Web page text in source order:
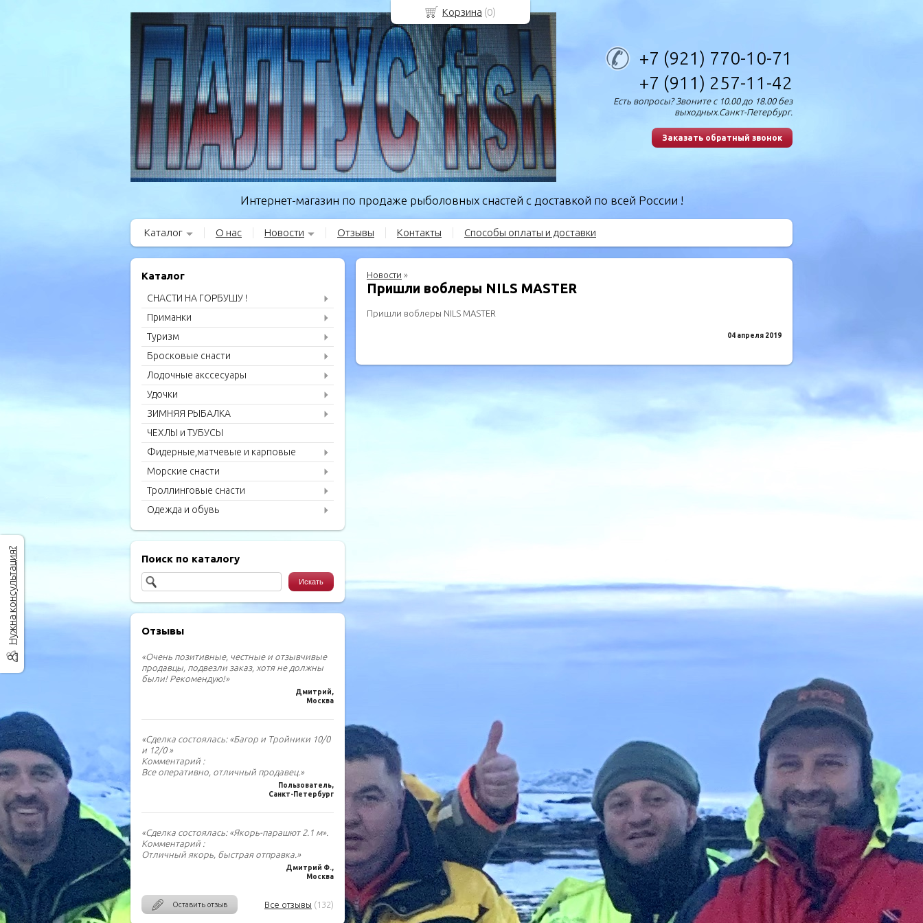
+7 (921) 770-10-71
+7 (911) 257-11-42
Есть вопросы? Звоните с 10.00 до 18.00 без
выходных.Санкт-Петербург.
Заказать обратный звонок
Интернет-магазин по продаже рыболовных снастей с доставкой по всей России !
Каталог О нас Новости Отзывы Контакты Способы оплаты и доставки
Каталог
СНАСТИ НА ГОРБУШУ !
Приманки
Туризм
Бросковые снасти
Лодочные акссесуары
Удочки
ЗИМНЯЯ РЫБАЛКА
ЧЕХЛЫ и ТУБУСЫ
Фидерные,матчевые и карповые
удилища
Морские снасти
Троллинговые снасти
Одежда и обувь
Поиск по каталогу
Отзывы
«Очень позитивные, честные и отзывчивые
продавцы, подвезли заказ, хотя не должны
были! Рекомендую!»
Дмитрий,
Москва
«Сделка состоялась: «Багор и Тройники 10/0
и 12/0 »
Комментарий :
Все оперативно, отличный продавец.»
Пользователь,
Санкт-Петербург
«Сделка состоялась: «Якорь-парашют 2.1 м».
Комментарий :
Отличный якорь, быстрая отправка.»
Дмитрий Ф.,
Москва
Оставить отзыв Все отзывы (132)
Новости »
Пришли воблеры NILS MASTER
Пришли воблеры NILS MASTER
04 апреля 2019
Нужна консультация?
Корзина (0)